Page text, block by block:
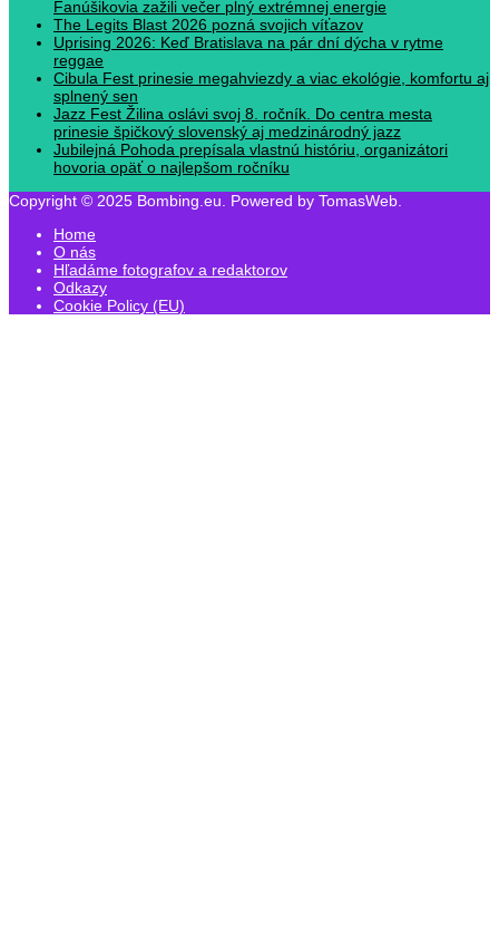
Fanúšikovia zažili večer plný extrémnej energie
The Legits Blast 2026 pozná svojich víťazov
Uprising 2026: Keď Bratislava na pár dní dýcha v rytme
reggae
Cibula Fest prinesie megahviezdy a viac ekológie, komfortu aj
splnený sen
Jazz Fest Žilina oslávi svoj 8. ročník. Do centra mesta
prinesie špičkový slovenský aj medzinárodný jazz
Jubilejná Pohoda prepísala vlastnú históriu, organizátori
hovoria opäť o najlepšom ročníku
Copyright © 2025 Bombing.eu. Powered by TomasWeb.
Home
O nás
Hľadáme fotografov a redaktorov
Odkazy
Cookie Policy (EU)